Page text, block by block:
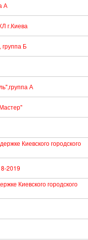
А
г.Киева
Б
А
Киевского городского
2019
Киевского городского